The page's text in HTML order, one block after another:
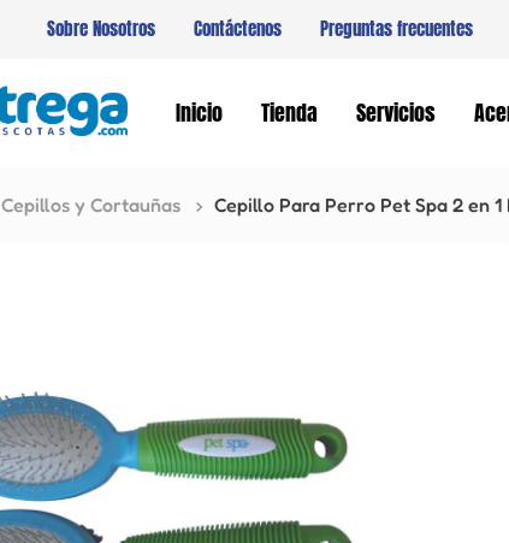
Sobre Nosotros Contáctenos Preguntas frecuentes
Inicio Tienda Servicios
Cepillos y Cortauñas Cepillo Para Perro Pet Spa 2 en 1